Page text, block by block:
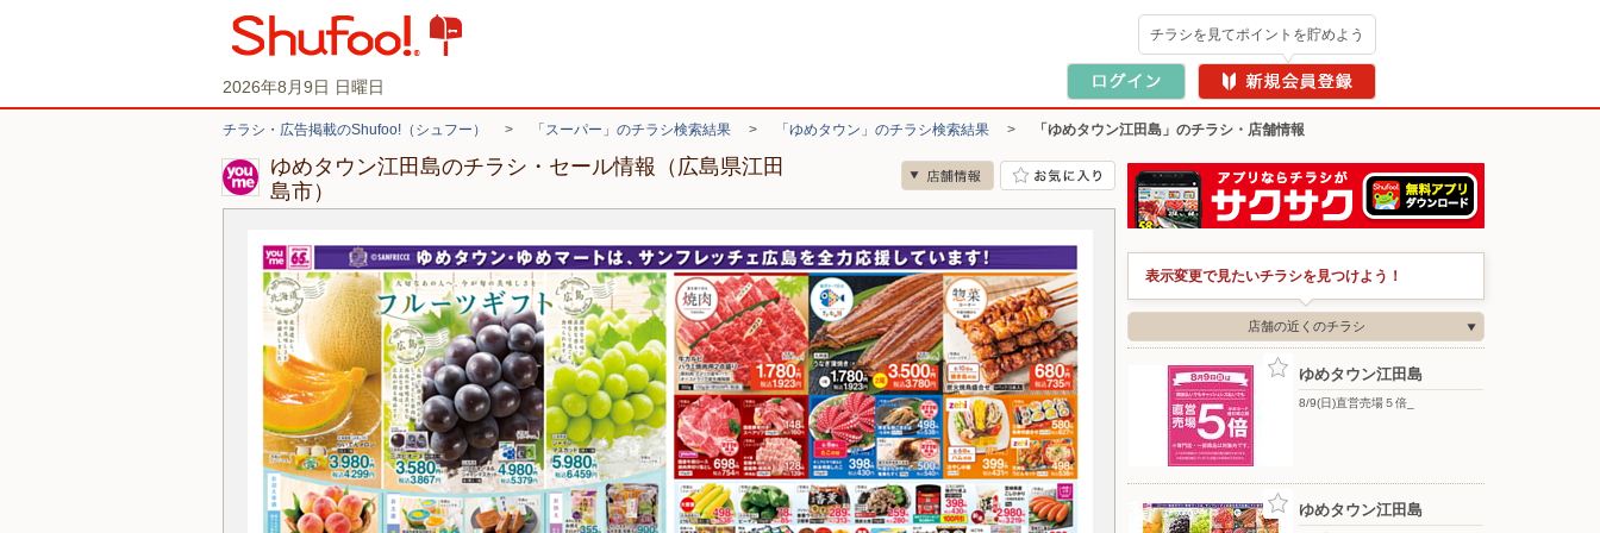
2026年8月9日 日曜日
チラシを見てポイントを貯めよう
チラシ・広告掲載のShufoo!（シュフー） > 「スーパー」のチラシ検索結果 > 「ゆめタウン」のチラシ検索結果 > 「ゆめタウン江田島」のチラシ・店舗情報
ゆめタウン江田島のチラシ・セール情報（広島県江田
島市）
表示変更で見たいチラシを見つけよう！
店舗の近くのチラシ
ゆめタウン江田島
8/9(日)直営売場５倍_
ゆめタウン江田島